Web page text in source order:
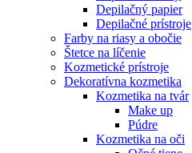
Depilačný papier
Depilačné prístroje
Farby na riasy a obočie
Štetce na líčenie
Kozmetické prístroje
Dekoratívna kozmetika
Kozmetika na tvár
Make up
Púdre
Kozmetika na oči